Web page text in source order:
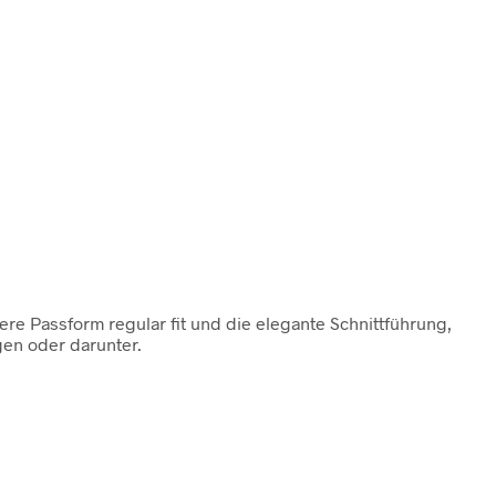
Passform regular fit und die elegante Schnittführung,
oder darunter.